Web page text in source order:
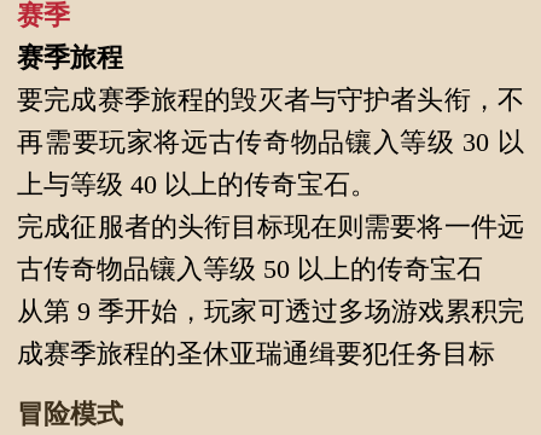
赛季
赛季旅程
要完成赛季旅程的毁灭者与守护者头衔，不
再需要玩家将远古传奇物品镶入等级 30 以
上与等级 40 以上的传奇宝石。
完成征服者的头衔目标现在则需要将一件远
古传奇物品镶入等级 50 以上的传奇宝石
从第 9 季开始，玩家可透过多场游戏累积完
成赛季旅程的圣休亚瑞通缉要犯任务目标
冒险模式